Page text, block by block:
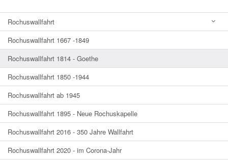
Rochuswallfahrt
Rochuswallfahrt 1667 -1849
Rochuswallfahrt 1814 - Goethe
Rochuswallfahrt 1850 -1944
Rochuswallfahrt ab 1945
Rochuswallfahrt 1895 - Neue Rochuskapelle
Rochuswallfahrt 2016 - 350 Jahre Wallfahrt
Rochuswallfahrt 2020 - im Corona-Jahr